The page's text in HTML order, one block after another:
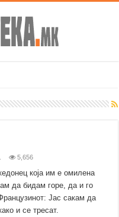
5,656
која им е омилена
да бидам горе, да и го
Јас сакам да
и се тресат.